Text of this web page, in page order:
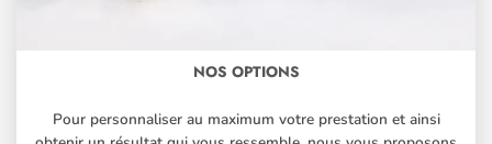
NOS OPTIONS
Pour personnaliser au maximum votre prestation et ainsi